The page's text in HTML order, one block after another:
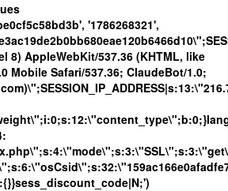
'1786268321',
8) AppleWebKit/537.36 (KHTML, like
Mobile Safari/537.36; ClaudeBot/1.0;